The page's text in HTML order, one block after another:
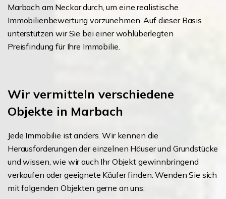
Marbach am Neckar durch, um eine realistische
Immobilienbewertung vorzunehmen. Auf dieser Basis
unterstützen wir Sie bei einer wohlüberlegten
Preisfindung für Ihre Immobilie.
Wir vermitteln verschiedene
Objekte in Marbach
Jede Immobilie ist anders. Wir kennen die
Herausforderungen der einzelnen Häuser und Grundstücke
und wissen, wie wir auch Ihr Objekt gewinnbringend
verkaufen oder geeignete Käufer finden. Wenden Sie sich
mit folgenden Objekten gerne an uns: